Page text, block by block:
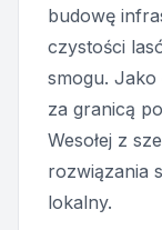
budowę
czystości
smogu. Jako
za granicą
Wesołej z
rozwiązania
lokalny.